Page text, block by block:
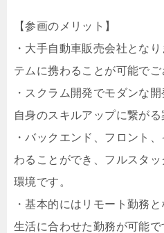
【参画のメリット】
・大手自動車販売会社とな
テムに携わることが可能でご
・スクラム開発でモダンな
自身のスキルアップに繋がる
・バックエンド、フロント
わることができ、フルスタ
環境です。
・基本的にはリモート勤務
生活に合わせた勤務が可能で